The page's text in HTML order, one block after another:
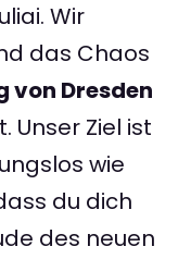
Wir
das Chaos
von Dresden
Unser Ziel ist
wie
du dich
des neuen